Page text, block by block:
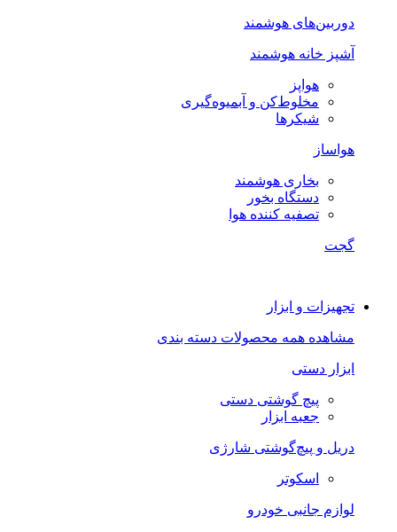
دوربین‌های هوشمند
آشپز خانه هوشمند
هواپز
مخلوط‌کن و آبمیوه‌گیری
شیکرها
هواساز
بخاری هوشمند
دستگاه بخور
تصفیه کننده هوا
گجت
تجهیزات و ابزار
مشاهده همه محصولات دسته بندی
ابزار دستی
پیچ گوشتی دستی
جعبه ابزار
دریل و پیچ‌گوشتی شارژی
اسکوتر
لوازم جانبی خودرو